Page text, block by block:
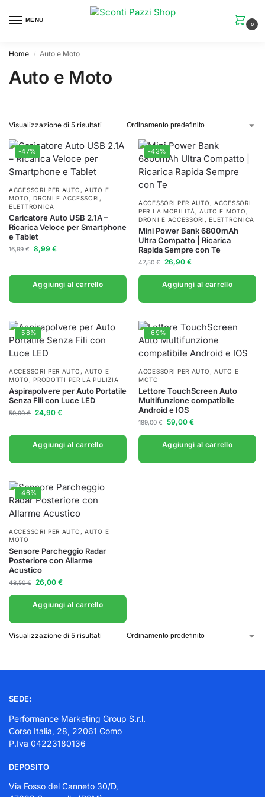
MENU
0
Home / Auto e Moto
Auto e Moto
Visualizzazione di 5 risultati
-47%
ACCESSORI PER AUTO ,AUTO E
MOTO ,DRONI E ACCESSORI ,
ELETTRONICA
Caricatore Auto USB 2.1A –
Ricarica Veloce per Smartphone
e Tablet
16,99€ 8,99 €
Aggiungi al carrello
-43%
ACCESSORI PER AUTO ,ACCESSORI
PER LA MOBILITÀ , AUTO E MOTO ,
DRONI E ACCESSORI ,ELETTRONICA
Mini Power Bank 6800mAh
Ultra Compatto | Ricarica
Rapida Sempre con Te
47,50€ 26,90 €
Aggiungi al carrello
-58%
ACCESSORI PER AUTO ,AUTO E
MOTO ,PRODOTTI PER LA PULIZIA
Aspirapolvere per Auto Portatile
Senza Fili con Luce LED
59,90€ 24,90 €
Aggiungi al carrello
-69%
ACCESSORI PER AUTO ,AUTO E
MOTO
Lettore TouchScreen Auto
Multifunzione compatibile
Android e IOS
189,00€ 59,00 €
Aggiungi al carrello
-46%
ACCESSORI PER AUTO ,AUTO E
MOTO
Sensore Parcheggio Radar
Posteriore con Allarme
Acustico
48,50€ 26,00 €
Aggiungi al carrello
Visualizzazione di 5 risultati
SEDE:
Performance Marketing Group S.r.l.
Corso Italia, 28, 22061 Como
P.Iva 04223180136
DEPOSITO
Via Fosso del Canneto 30/D,